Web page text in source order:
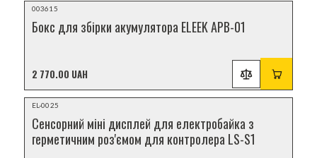
НОВИНКА
Відеоогляд
003615
Бокс для збірки акумулятора ELEEK APB-01
2 770.00 UAH
НОВИНКА
Відеоогляд
EL-0025
Сенсорний міні дисплей для електробайка з
герметичним роз'ємом для контролера LS-S1